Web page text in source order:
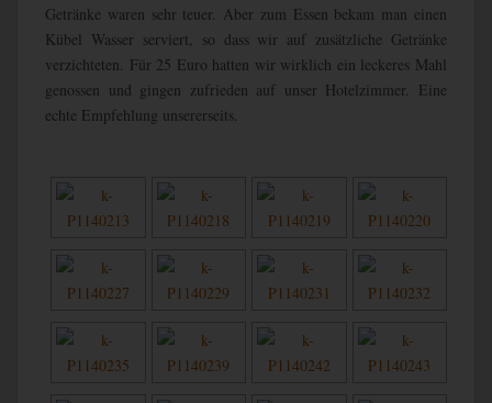
Getränke waren sehr teuer. Aber zum Essen bekam man einen
Kübel Wasser serviert, so dass wir auf zusätzliche Getränke
verzichteten. Für 25 Euro hatten wir wirklich ein leckeres Mahl
genossen und gingen zufrieden auf unser Hotelzimmer. Eine
echte Empfehlung unsererseits.